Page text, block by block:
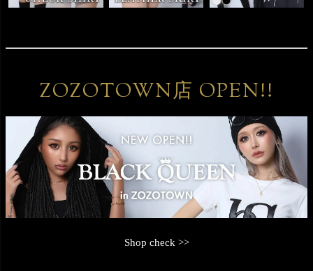
ZOZOTOWN店 OPEN!!
Shop check >>